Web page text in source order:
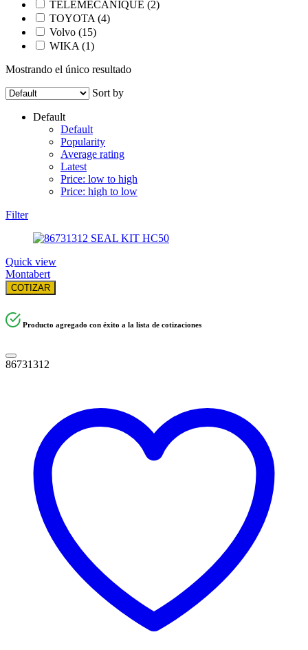
TELEMECANIQUE (2)
TOYOTA (4)
Volvo (15)
WIKA (1)
Mostrando el único resultado
Sort by
Default
Default
Popularity
Average rating
Latest
Price: low to high
Price: high to low
Filter
Quick view
Montabert
COTIZAR
Producto agregado con éxito a la lista de cotizaciones
86731312